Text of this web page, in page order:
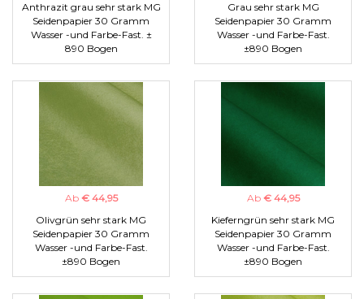
Anthrazit grau sehr stark MG
Seidenpapier 30 Gramm
Wasser -und Farbe-Fast. ±
890 Bogen
Grau sehr stark MG
Seidenpapier 30 Gramm
Wasser -und Farbe-Fast.
±890 Bogen
Ab € 44,95
Olivgrün sehr stark MG
Seidenpapier 30 Gramm
Wasser -und Farbe-Fast.
±890 Bogen
Ab € 44,95
Kieferngrün sehr stark MG
Seidenpapier 30 Gramm
Wasser -und Farbe-Fast.
±890 Bogen